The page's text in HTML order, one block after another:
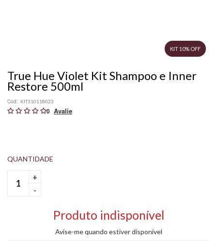
KIT 10% OFF
True Hue Violet Kit Shampoo e Inner
Restore 500ml
Cod: KIT310118023
0
+
-
Produto indisponível
Avise-me quando estiver disponível